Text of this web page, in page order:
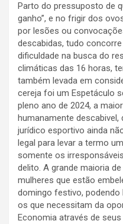
Parto do pressuposto de
ganho”, e no frigir dos
por lesões ou
descabidas, tudo
dificuldade na busca do
climáticas das 16 horas,
também levada em
cereja foi um Espetáculo
pleno ano de 2024, a
humanamente
jurídico esportivo ainda
legal para levar a termo
somente os
delito. A grande maioria
mulheres que estão
domingo festivo, podendo
os que necessitam da
Economia através de